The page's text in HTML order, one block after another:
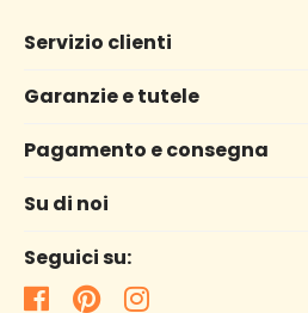
Servizio clienti
Garanzie e tutele
Pagamento e consegna
Su di noi
Seguici su: